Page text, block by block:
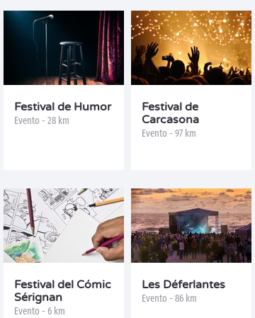
Festival de Humor
Evento - 28 km
Festival de
Carcasona
Evento - 97 km
Festival del Cómic
Sérignan
Evento - 6 km
Les Déferlantes
Evento - 86 km